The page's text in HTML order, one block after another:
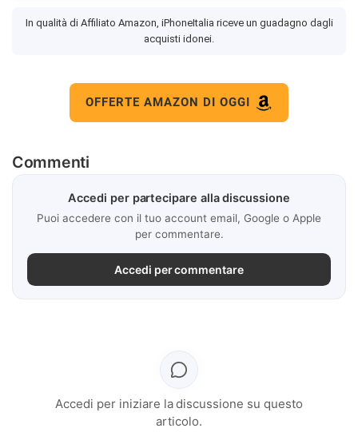
In qualità di Affiliato Amazon, iPhoneItalia riceve un guadagno dagli
acquisti idonei.
OFFERTE AMAZON DI OGGI
Commenti
Accedi per partecipare alla discussione
Puoi accedere con il tuo account email, Google o Apple
per commentare.
Accedi per commentare
Accedi per iniziare la discussione su questo
articolo.